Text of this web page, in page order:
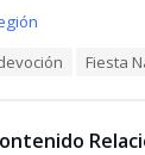
Fiesta